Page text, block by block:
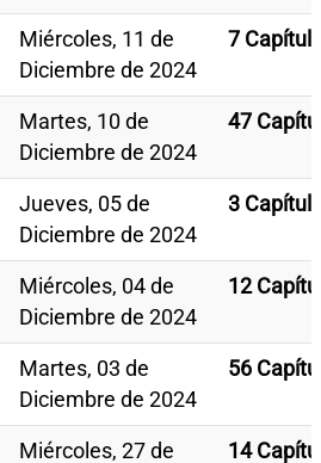
Miércoles, 11 de
Diciembre de 2024
7
Martes, 10 de
Diciembre de 2024
47
Jueves, 05 de
Diciembre de 2024
3
Miércoles, 04 de
Diciembre de 2024
12
Martes, 03 de
Diciembre de 2024
56
Miércoles, 27 de
14